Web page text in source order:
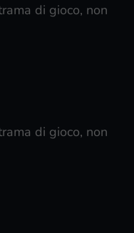
di gioco, non
di gioco, non